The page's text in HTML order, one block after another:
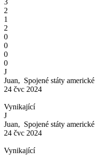
3
2
1
2
0
0
0
0
J
Juan, Spojené státy americké
24 čvc 2024
Vynikající
J
Juan, Spojené státy americké
24 čvc 2024
Vynikající